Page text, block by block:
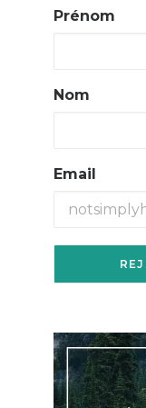
Prénom
Nom
Email